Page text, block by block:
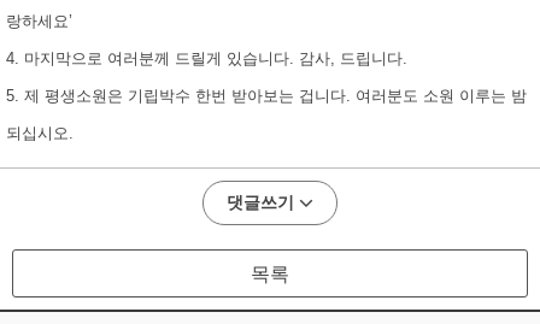
랑하세요’
4. 마지막으로 여러분께 드릴게 있습니다. 감사, 드립니다.
5. 제 평생소원은 기립박수 한번 받아보는 겁니다. 여러분도 소원 이루는 밤
되십시오.
댓글쓰기
목록